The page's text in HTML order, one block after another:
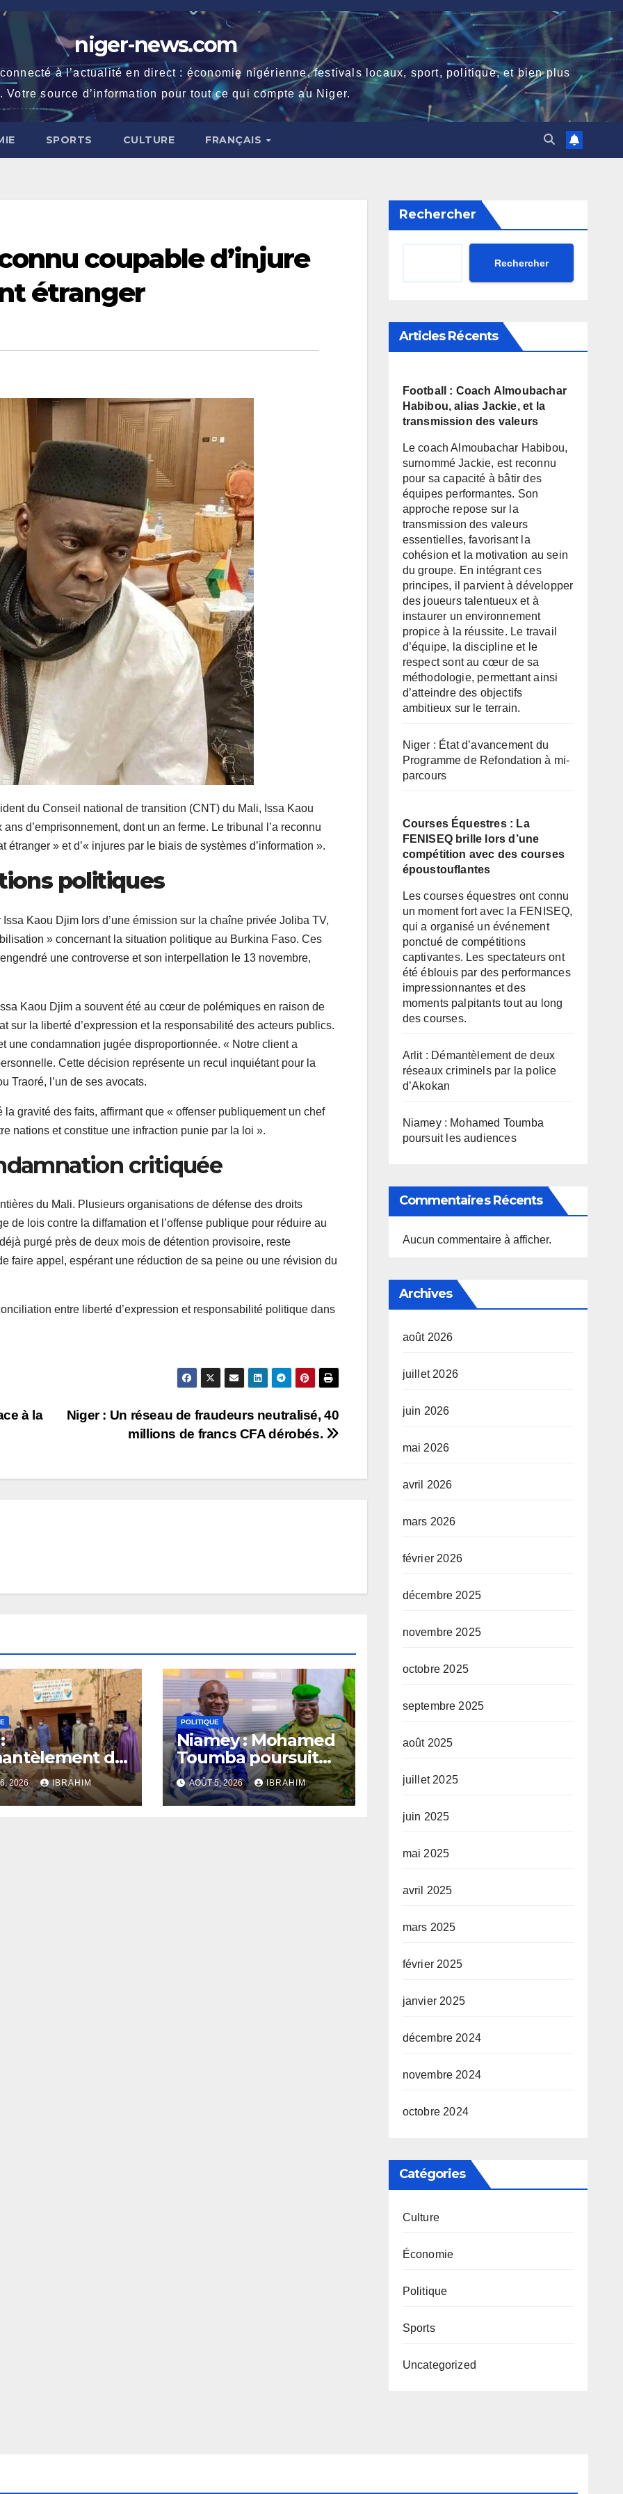
niger-news.com
à l’actualité en direct : économie nigérienne, festivals locaux, sport, politique, et bien plus
Votre source d’information pour tout ce qui compte au Niger.
SPORTS CULTURE FRANÇAIS
coupable d’injure
étranger
du Conseil national de transition (CNT) du Mali, Issa Kaou
d’emprisonnement, dont un an ferme. Le tribunal l’a reconnu
étranger » et d’« injures par le biais de systèmes d’information ».
politiques
Kaou Djim lors d’une émission sur la chaîne privée Joliba TV,
» concernant la situation politique au Burkina Faso. Ces
une controverse et son interpellation le 13 novembre,
Kaou Djim a souvent été au cœur de polémiques en raison de
sur la liberté d’expression et la responsabilité des acteurs publics.
une condamnation jugée disproportionnée. « Notre client a
Cette décision représente un recul inquiétant pour la
Traoré, l’un de ses avocats.
gravité des faits, affirmant que « offenser publiquement un chef
nations et constitue une infraction punie par la loi ».
critiquée
du Mali. Plusieurs organisations de défense des droits
de lois contre la diffamation et l’offense publique pour réduire au
purgé près de deux mois de détention provisoire, reste
faire appel, espérant une réduction de sa peine ou une révision du
entre liberté d’expression et responsabilité politique dans
Niger : Un réseau de fraudeurs neutralisé, 40
millions de francs CFA dérobés.
à la
de
réseaux
par la
d’Akokan
2026 IBRAHIM
POLITIQUE
Niamey : Mohamed
Toumba poursuit
les audiences
AOÛT 5, 2026 IBRAHIM
Rechercher
Rechercher
Articles Récents
Football : Coach Almoubachar
Habibou, alias Jackie, et la
transmission des valeurs
Le coach Almoubachar Habibou,
surnommé Jackie, est reconnu
pour sa capacité à bâtir des
équipes performantes. Son
approche repose sur la
transmission des valeurs
essentielles, favorisant la
cohésion et la motivation au sein
du groupe. En intégrant ces
principes, il parvient à développer
des joueurs talentueux et à
instaurer un environnement
propice à la réussite. Le travail
d’équipe, la discipline et le
respect sont au cœur de sa
méthodologie, permettant ainsi
d’atteindre des objectifs
ambitieux sur le terrain.
Niger : État d’avancement du
Programme de Refondation à mi-
parcours
Courses Équestres : La
FENISEQ brille lors d’une
compétition avec des courses
époustouflantes
Les courses équestres ont connu
un moment fort avec la FENISEQ,
qui a organisé un événement
ponctué de compétitions
captivantes. Les spectateurs ont
été éblouis par des performances
impressionnantes et des
moments palpitants tout au long
des courses.
Arlit : Démantèlement de deux
réseaux criminels par la police
d’Akokan
Niamey : Mohamed Toumba
poursuit les audiences
Commentaires Récents
Aucun commentaire à afficher.
Archives
août 2026
juillet 2026
juin 2026
mai 2026
avril 2026
mars 2026
février 2026
décembre 2025
novembre 2025
octobre 2025
septembre 2025
août 2025
juillet 2025
juin 2025
mai 2025
avril 2025
mars 2025
février 2025
janvier 2025
décembre 2024
novembre 2024
octobre 2024
Catégories
Culture
Économie
Politique
Sports
Uncategorized